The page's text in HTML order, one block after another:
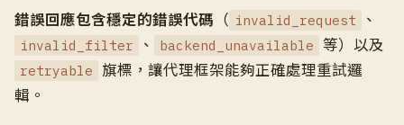
錯誤回應包含穩定的錯誤代碼 （ invalid_request 、
invalid_filter 、 backend_unavailable 等）以及
retryable
旗標，讓代理框架能夠正確處理重試邏
輯。